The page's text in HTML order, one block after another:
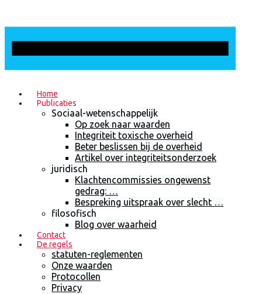
Home
Publicaties
Sociaal-wetenschappelijk
Op zoek naar waarden
Integriteit toxische overheid
Beter beslissen bij de overheid
Artikel over integriteitsonderzoek
juridisch
Klachtencommissies ongewenst
gedrag: …
Bespreking uitspraak over slecht …
filosofisch
Blog over waarheid
Contact
De regels
statuten-reglementen
Onze waarden
Protocollen
Privacy